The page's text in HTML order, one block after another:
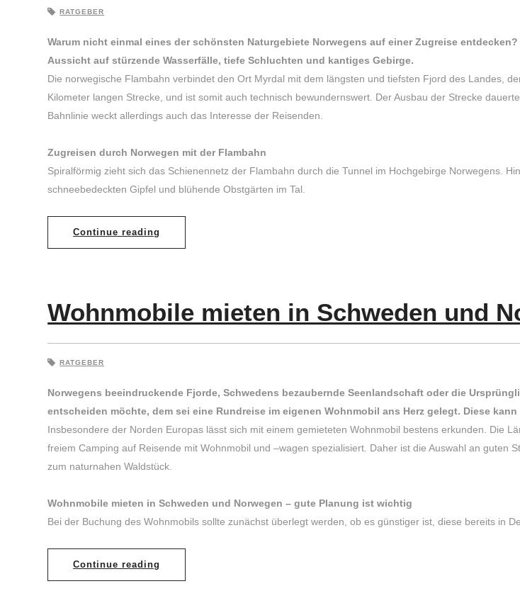
RATGEBER
Warum nicht einmal eines der schönsten Naturgebiete Norwegens auf einer Zugreise
Aussicht auf stürzende Wasserfälle, tiefe Schluchten und kantiges Gebirge.
Die norwegische Flambahn verbindet den Ort Myrdal mit dem längsten und tiefsten Fjord des Landes,
Kilometer langen Strecke, und ist somit auch technisch bewundernswert. Der Ausbau der Strecke
Bahnlinie weckt allerdings auch das Interesse der Reisenden.
Zugreisen durch Norwegen mit der Flambahn
Spiralförmig zieht sich das Schienennetz der Flambahn durch die Tunnel im Hochgebirge Norwegens.
schneebedeckten Gipfel und blühende Obstgärten im Tal.
Continue reading
Wohnmobile mieten in Schweden und
RATGEBER
Norwegens beeindruckende Fjorde, Schwedens bezaubernde Seenlandschaft oder die
entscheiden möchte, dem sei eine Rundreise im eigenen Wohnmobil ans Herz gelegt. Diese
Insbesondere der Norden Europas lässt sich mit einem gemieteten Wohnmobil bestens erkunden. Die
freiem Camping auf Reisende mit Wohnmobil und –wagen spezialisiert. Daher ist die Auswahl an
zum naturnahen Waldstück.
Wohnmobile mieten in Schweden und Norwegen – gute Planung ist wichtig
Bei der Buchung des Wohnmobils sollte zunächst überlegt werden, ob es günstiger ist, diese bereits in
Continue reading